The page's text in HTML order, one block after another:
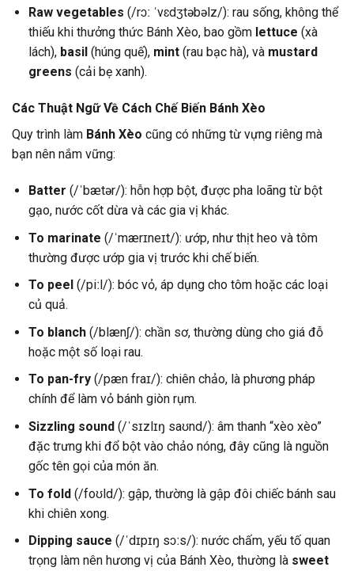
Raw vegetables (/rɔː ˈvɛdʒtəbəlz/): rau sống, không thể
thiếu khi thưởng thức Bánh Xèo, bao gồm lettuce (xà
lách), basil (húng quế), mint(rau bạc hà), và mustard
greens (cải bẹ xanh).
Các Thuật Ngữ Về Cách Chế Biến Bánh Xèo
Quy trình làm Bánh Xèo cũng có những từ vựng riêng mà
bạn nên nắm vững:
Batter (/ˈbætər/): hỗn hợp bột, được pha loãng từ bột
gạo, nước cốt dừa và các gia vị khác.
To marinate (/ˈmærɪneɪt/): ướp, như thịt heo và tôm
thường được ướp gia vị trước khi chế biến.
To peel (/piːl/): bóc vỏ, áp dụng cho tôm hoặc các loại
củ quả.
To blanch(/blænʃ/): chần sơ, thường dùng cho giá đỗ
hoặc một số loại rau.
To pan-fry(/pæn fraɪ/): chiên chảo, là phương pháp
chính để làm vỏ bánh giòn rụm.
Sizzling sound(/ˈsɪzlɪŋ saʊnd/): âm thanh “xèo xèo”
đặc trưng khi đổ bột vào chảo nóng, đây cũng là nguồn
gốc tên gọi của món ăn.
To fold(/foʊld/): gập, thường là gập đôi chiếc bánh sau
khi chiên xong.
Dipping sauce (/ˈdɪpɪŋ sɔːs/): nước chấm, yếu tố quan
trọng làm nên hương vị của Bánh Xèo, thường là sweet